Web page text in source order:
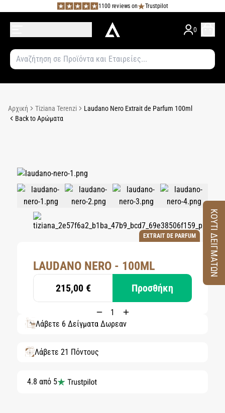
1100 reviews on Trustpilot
0
Αρχική Tiziana Terenzi
Laudano Nero Extrait de Parfum 100ml
Back to Αρώματα
EXTRAIT DE PARFUM
LAUDANO NERO - 100ML
215,00 € Προσθήκη
Λάβετε 6 Δείγματα Δωρεάν
Λάβετε 21 Πόντους
4.8 από 5
ΚΟΥΤΙ ΔΕΙΓΜΑΤΩΝ